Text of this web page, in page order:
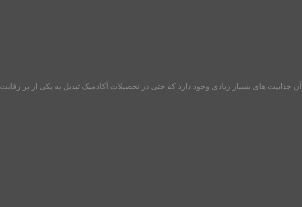
های بسیار زیادی وجود دارد که حتی در تحصیلات آکادمیک تبدیل به یکی از پر